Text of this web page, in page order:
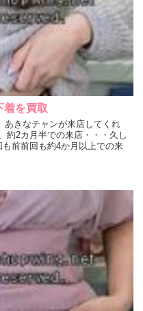
着を買取
あきなチャンが来店してくれ
約2カ月半での来店・・・久し
前前回も約4か月以上での来